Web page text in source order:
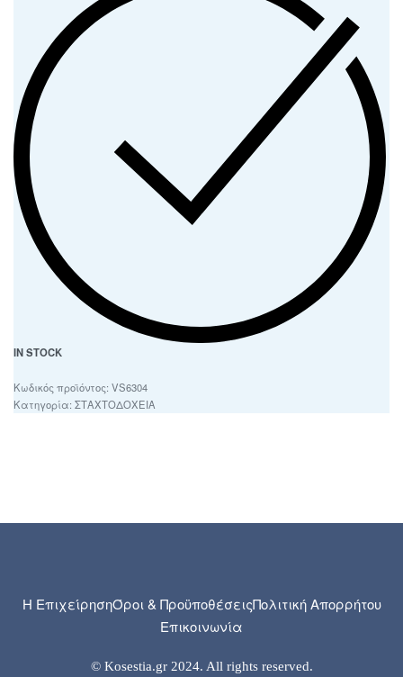
IN STOCK
VS6304
Κατηγορία: ΣΤΑΧΤΟΔΟΧΕΙΑ
Η ΕπιχείρησηΌροι & ΠροϋποθέσειςΠολιτική Απορρήτου
Επικοινωνία
© Kosestia.gr 2024. All rights reserved.